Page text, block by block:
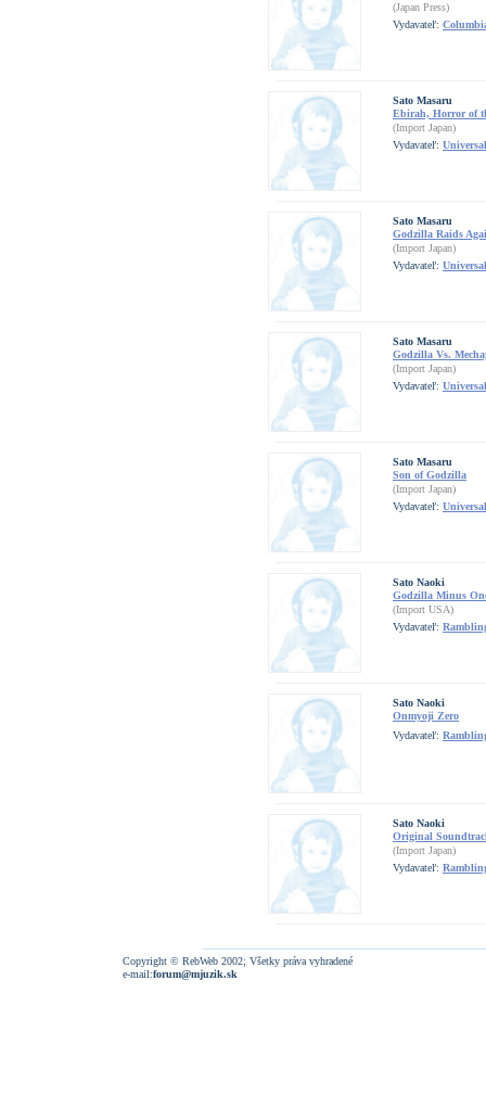
(Japan Press)
Vydavateľ:
Sato Masaru
Ebirah, Horror of
(Import Japan)
Vydavateľ:
Sato Masaru
Godzilla Raids
(Import Japan)
Vydavateľ:
Sato Masaru
Godzilla Vs.
(Import Japan)
Vydavateľ:
Sato Masaru
Son of Godzilla
(Import Japan)
Vydavateľ:
Sato Naoki
Godzilla Minus
(Import USA)
Vydavateľ:
Sato Naoki
Onmyoji Zero
Vydavateľ:
Sato Naoki
Original
(Import Japan)
Vydavateľ:
Copyright © RebWeb 2002; Všetky práva vyhradené
e-mail:forum@mjuzik.sk